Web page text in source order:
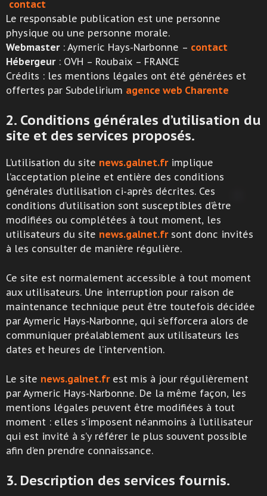
contact
Le responsable publication est une personne
physique ou une personne morale.
Webmaster: Aymeric Hays-Narbonne – contact
Hébergeur: OVH – Roubaix – FRANCE
Crédits : les mentions légales ont été générées et
offertes par Subdelirium agence web Charente
2. Conditions générales d’utilisation du
site et des services proposés.
L’utilisation du site news.galnet.frimplique
l’acceptation pleine et entière des conditions
générales d’utilisation ci-après décrites. Ces
conditions d’utilisation sont susceptibles d’être
modifiées ou complétées à tout moment, les
utilisateurs du site news.galnet.frsont donc invités
à les consulter de manière régulière.
Ce site est normalement accessible à tout moment
aux utilisateurs. Une interruption pour raison de
maintenance technique peut être toutefois décidée
par Aymeric Hays-Narbonne, qui s’efforcera alors de
communiquer préalablement aux utilisateurs les
dates et heures de l’intervention.
Le site news.galnet.frest mis à jour régulièrement
par Aymeric Hays-Narbonne. De la même façon, les
mentions légales peuvent être modifiées à tout
moment : elles s’imposent néanmoins à l’utilisateur
qui est invité à s’y référer le plus souvent possible
afin d’en prendre connaissance.
3. Description des services fournis.